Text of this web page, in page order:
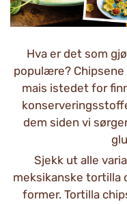
Hva er det som
populære? Chipsene
mais istedet for
dem siden vi
Sjekk ut alle
meksikanske tortilla
former. Tortilla